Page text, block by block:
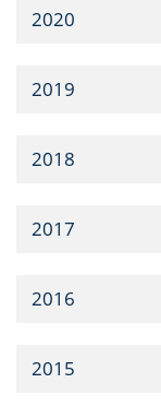
2020
2019
2018
2017
2016
2015